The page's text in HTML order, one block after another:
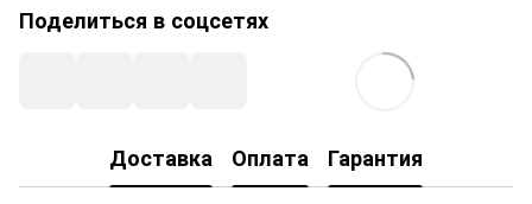
Поделиться в соцсетях
Доставка Оплата Гарантия